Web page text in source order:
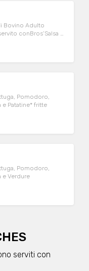
Bovino Adulto
conBros’Salsa e
Pomodoro,
e Patatine* fritte
Pomodoro,
e Verdure
serviti con